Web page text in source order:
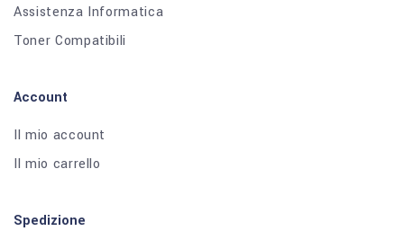
Assistenza Informatica
Toner Compatibili
Account
Il mio account
Il mio carrello
Spedizione